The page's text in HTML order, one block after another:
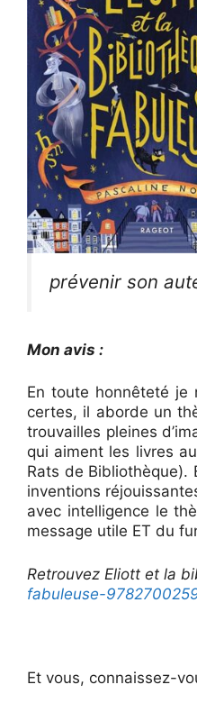
prévenir son
Mon avis :
En toute honnêteté je
certes, il aborde un
trouvailles pleines
qui aiment les livres
Rats de
inventions
avec intelligence le
message utile ET du
Retrouvez Eliott et la
fabuleuse-
Et vous, connaissez-